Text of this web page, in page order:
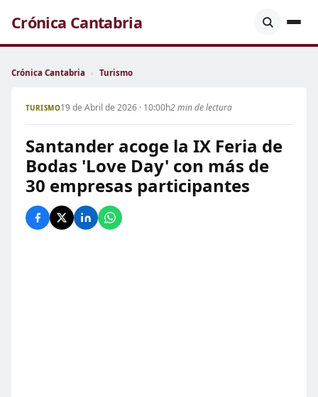
Crónica Cantabria
Crónica Cantabria › Turismo
TURISMO19 de Abril de 2026 · 10:00h2 min de lectura
Santander acoge la IX Feria de
Bodas 'Love Day' con más de
30 empresas participantes